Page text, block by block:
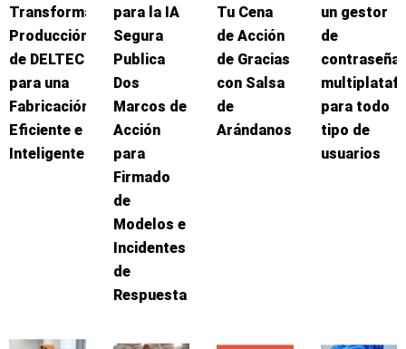
Transforma
Producción
de DELTEC
para una
Fabricación
Eficiente e
Inteligente
para la IA
Segura
Publica
Dos
Marcos de
Acción
para
Firmado
de
Modelos e
Incidentes
de
Respuesta
Tu Cena
de Acción
de Gracias
con Salsa
de
Arándanos
un gestor
de
para todo
tipo de
usuarios